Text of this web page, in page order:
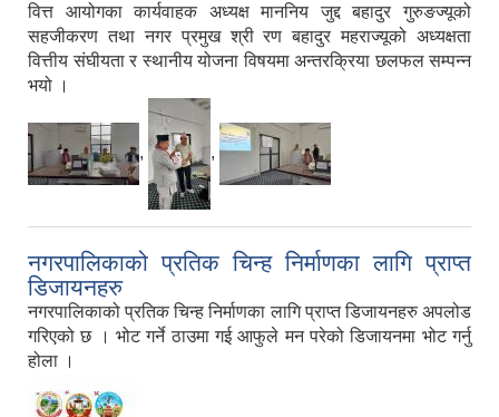
वित्त आयोगका कार्यवाहक अध्यक्ष माननिय जुद्द बहादुर गुरुङज्यूको
सहजीकरण तथा नगर प्रमुख श्री रण बहादुर महराज्यूको अध्यक्षता
वित्तीय संघीयता र स्थानीय योजना विषयमा अन्तरक्रिया छलफल सम्पन्न
भयो ।
, ,
नगरपालिकाको प्रतिक चिन्ह निर्माणका लागि प्राप्त
डिजायनहरु
नगरपालिकाको प्रतिक चिन्ह निर्माणका लागि प्राप्त डिजायनहरु अपलोड
गरिएको छ । भोट गर्ने ठाउमा गई आफुले मन परेको डिजायनमा भोट गर्नु
होला ।